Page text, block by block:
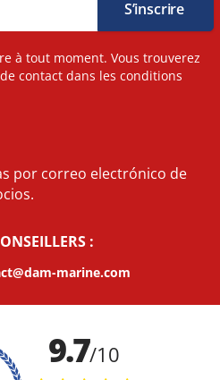
à tout moment. Vous trouverez
contact dans les conditions
por correo electrónico de
:
marine.com